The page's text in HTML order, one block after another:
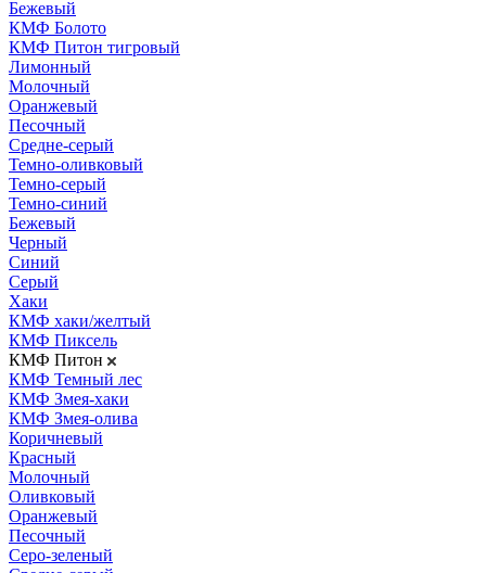
Бежевый
КМФ Болото
КМФ Питон тигровый
Лимонный
Молочный
Оранжевый
Песочный
Средне-серый
Темно-оливковый
Темно-серый
Темно-синий
Бежевый
Черный
Синий
Серый
Хаки
КМФ хаки/желтый
КМФ Пиксель
КМФ Питон
КМФ Темный лес
КМФ Змея-хаки
КМФ Змея-олива
Коричневый
Красный
Молочный
Оливковый
Оранжевый
Песочный
Серо-зеленый